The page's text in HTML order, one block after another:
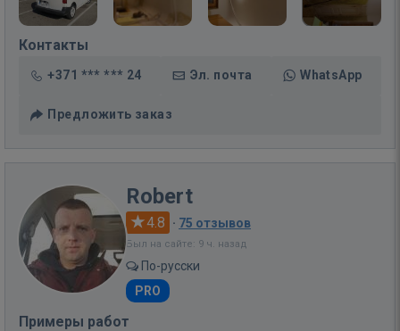
Контакты
+371 *** *** 24 Эл. почта WhatsApp
Предложить заказ
Robert
4.8 · 75 отзывов
Был на сайте: 9 ч. назад
По-русски
PRO
Примеры работ